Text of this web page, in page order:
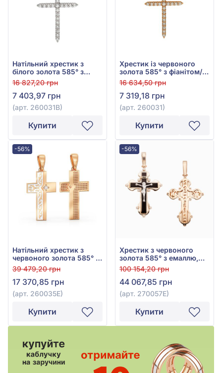
Натільний хрестик з
білого золота 585° з
фіанітом/куб.цирконієм,
арт. 260031В
16 827,20 грн
7 403,97 грн
(арт. 260031В)
Купити
Хрестик із червоного
золота 585° з фіанітом/
куб.цирконієм, арт.
260031
16 634,50 грн
7 319,18 грн
(арт. 260031)
Купити
-56%
Натільний хрестик з
червоного золота 585° з
фіанітом та емаллю, арт.
260035Е
39 479,20 грн
17 370,85 грн
(арт. 260035Е)
Купити
-56%
Хрестик з червоного
золота 585° з емаллю,
арт. 270057Е
100 154,20 грн
44 067,85 грн
(арт. 270057Е)
Купити